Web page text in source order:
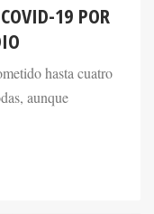
19 POR
hasta cuatro
aunque